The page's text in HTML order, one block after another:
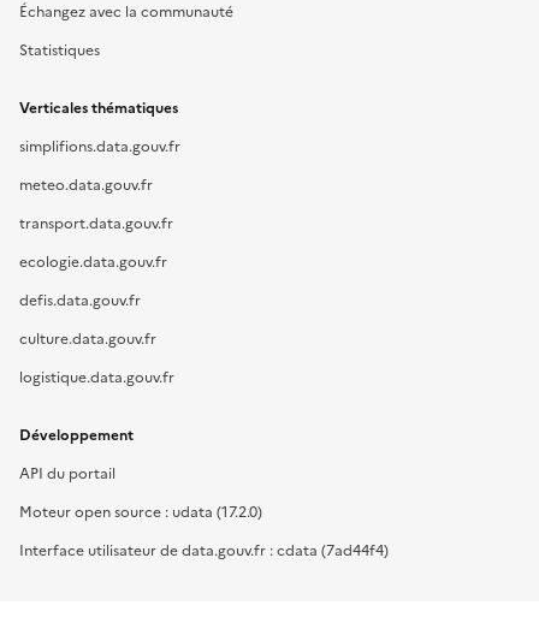
Échangez avec la communauté
Statistiques
Verticales thématiques
simplifions.data.gouv.fr
meteo.data.gouv.fr
transport.data.gouv.fr
ecologie.data.gouv.fr
defis.data.gouv.fr
culture.data.gouv.fr
logistique.data.gouv.fr
Développement
API du portail
Moteur open source : udata (17.2.0)
Interface utilisateur de data.gouv.fr : cdata (7ad44f4)